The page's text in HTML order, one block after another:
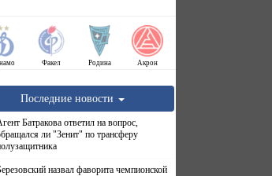
Факел Родина Акрон
Последние новости
Батракова ответил на вопрос,
ли "Зенит" по трансферу
назвал фаворита чемпионской